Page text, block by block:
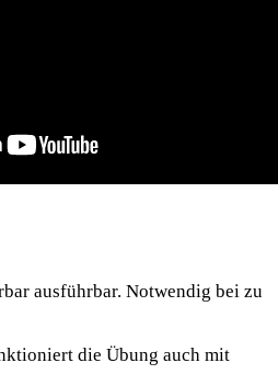
ausführbar. Notwendig bei zu
die Übung auch mit